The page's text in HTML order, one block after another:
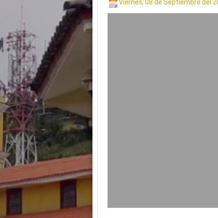
Viernes, 08 de Septiembre del